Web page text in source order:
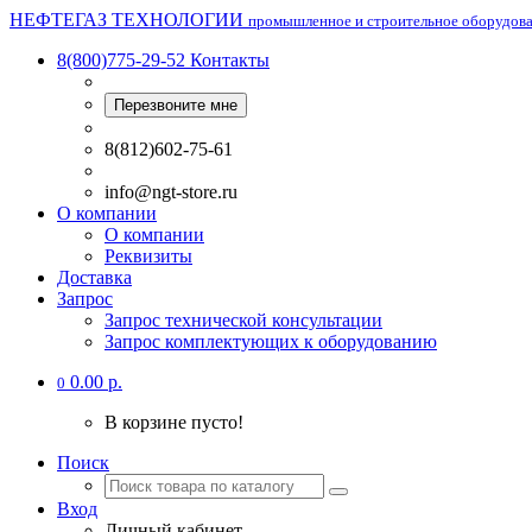
НЕФТЕГАЗ ТЕХНОЛОГИИ промышленное и строительное
8(800)775-29-52 Контакты
Перезвоните мне
8(812)602-75-61
info@ngt-store.ru
О компании
О компании
Реквизиты
Доставка
Запрос
Запрос технической консультации
Запрос комплектующих к оборудованию
0 0.00 р.
В корзине пусто!
Поиск
Вход